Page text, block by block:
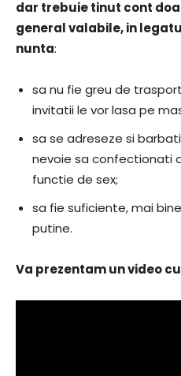
dar trebuie tinut cont
general valabile, in
nunta:
sa nu fie greu de
invitatii le vor lasa pe
sa se adreseze si
nevoie sa confectionati
functie de sex;
sa fie suficiente, mai
putine.
Va prezentam un video